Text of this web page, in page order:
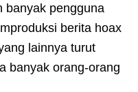
banyak pengguna
berita hoax
lainnya turut
banyak orang-orang